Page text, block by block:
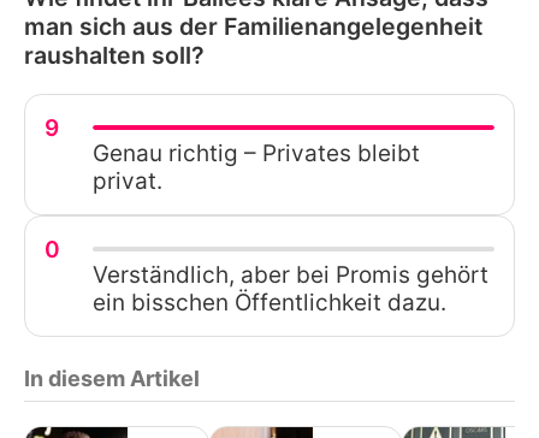
man sich aus der Familienangelegenheit
raushalten soll?
9
Genau richtig – Privates bleibt
privat.
0
Verständlich, aber bei Promis gehört
ein bisschen Öffentlichkeit dazu.
In diesem Artikel